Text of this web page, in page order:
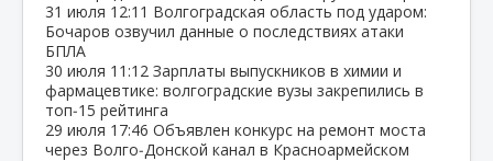
31 июля 12:11 Волгоградская область под ударом:
Бочаров озвучил данные о последствиях атаки
БПЛА
30 июля 11:12 Зарплаты выпускников в химии и
фармацевтике: волгоградские вузы закрепились в
топ‑15 рейтинга
29 июля 17:46 Объявлен конкурс на ремонт моста
через Волго‑Донской канал в Красноармейском